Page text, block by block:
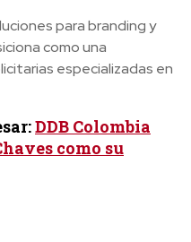
para branding y
como una
especializadas en
DDB Colombia
como su